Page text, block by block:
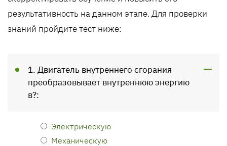
результативность на данном этапе. Для проверки
знаний пройдите тест ниже:
1. Двигатель внутреннего сгорания
преобразовывает внутреннюю энергию
в?:
Электрическую
Механическую